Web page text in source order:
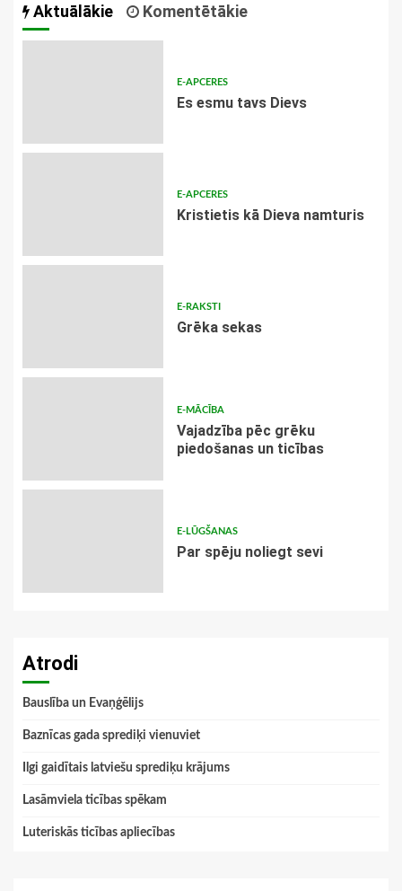
Aktuālākie Komentētākie
E-APCERES
Es esmu tavs Dievs
E-APCERES
Kristietis kā Dieva namturis
E-RAKSTI
Grēka sekas
E-MĀCĪBA
Vajadzība pēc grēku
piedošanas un ticības
E-LŪGŠANAS
Par spēju noliegt sevi
Atrodi
Bauslība un Evaņģēlijs
Baznīcas gada sprediķi vienuviet
Ilgi gaidītais latviešu sprediķu krājums
Lasāmviela ticības spēkam
Luteriskās ticības apliecības